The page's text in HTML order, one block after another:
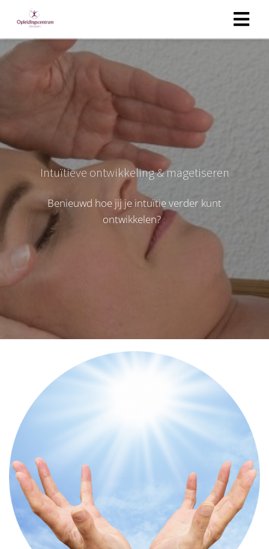
Intuïtieve ontwikkeling & magetiseren
Benieuwd hoe jij je intuïtieverder kunt
ontwikkelen?